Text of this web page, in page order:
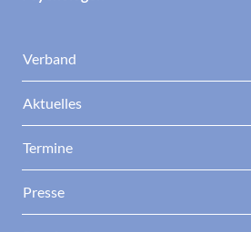
Verband
Aktuelles
Termine
Presse